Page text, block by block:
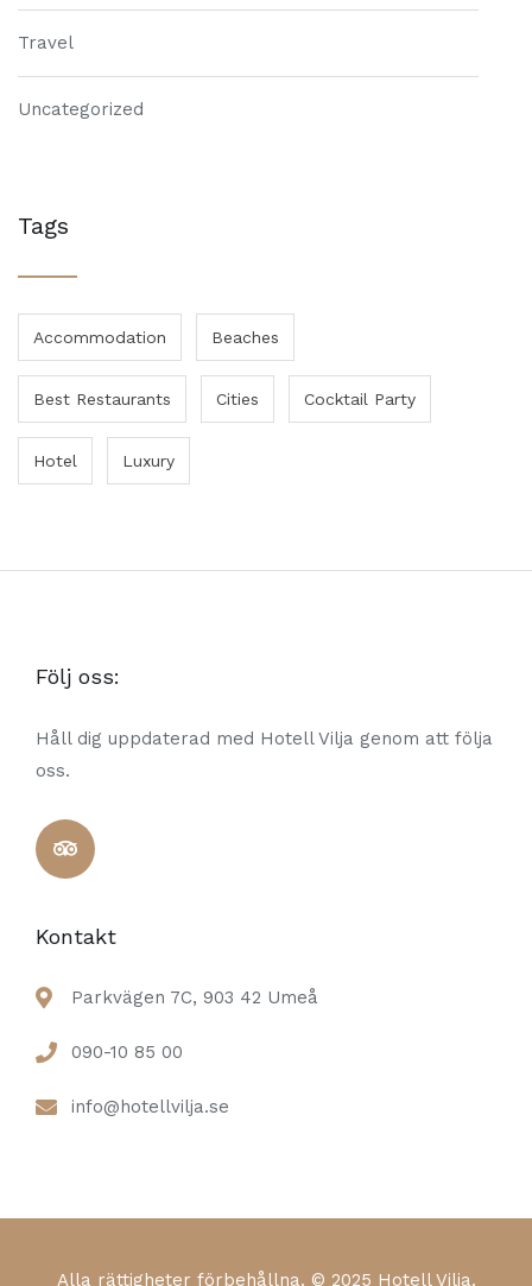
Travel
Uncategorized
Tags
Accommodation Beaches
Best Restaurants Cities Cocktail Party
Hotel Luxury
Följ oss:
Håll dig uppdaterad med Hotell Vilja genom att följa
oss.
Kontakt
Parkvägen 7C, 903 42 Umeå
090-10 85 00
info@hotellvilja.se
Alla rättigheter förbehållna. © 2025 Hotell Vilja.